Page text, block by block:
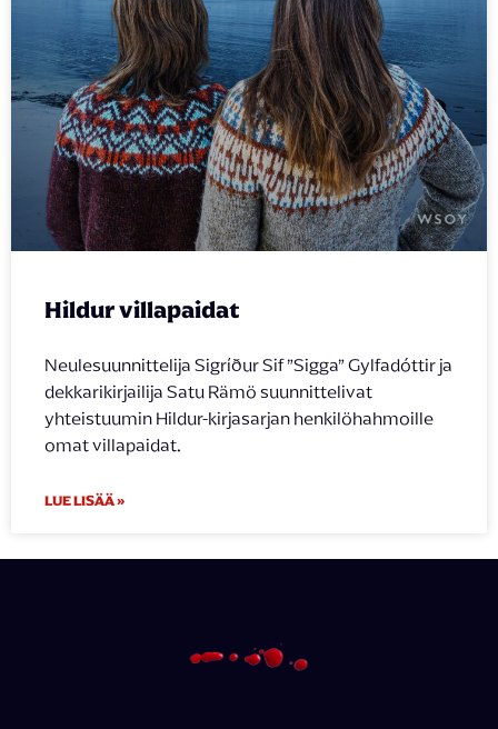
Hildur villapaidat
Neulesuunnittelija Sigríður Sif ”Sigga” Gylfadóttir ja
dekkarikirjailija Satu Rämö suunnittelivat
yhteistuumin Hildur-kirjasarjan henkilöhahmoille
omat villapaidat.
LUE LISÄÄ »